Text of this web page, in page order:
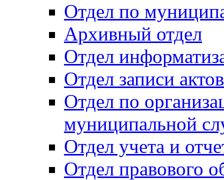
Отдел по
Архивный отдел
Отдел
Отдел записи
Отдел по
муниципальной
Отдел учета и
Отдел правового